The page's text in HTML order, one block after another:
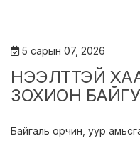
5 сарын 07, 2026
НЭЭЛТТЭЙ
ЗОХИОН
Байгаль орчин, уур